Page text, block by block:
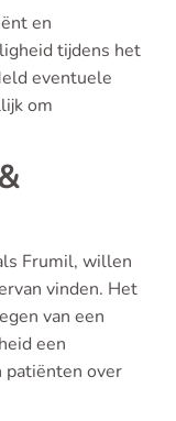
en
tijdens het
eventuele
om
Frumil, willen
vinden. Het
van een
een
over